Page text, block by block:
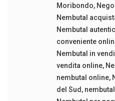
Moribondo,
Nembutal
Nembutal
conveniente
Nembutal in
vendita online,
nembutal online,
del Sud ,